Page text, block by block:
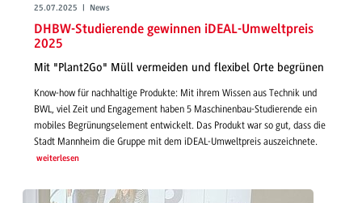
25.07.2025 | News
DHBW-Studierende gewinnen iDEAL-Umweltpreis
2025
Mit "Plant2Go" Müll vermeiden und flexibel Orte begrünen
Know-how für nachhaltige Produkte: Mit ihrem Wissen aus Technik und
BWL, viel Zeit und Engagement haben 5 Maschinenbau-Studierende ein
mobiles Begrünungselement entwickelt. Das Produkt war so gut, dass die
Stadt Mannheim die Gruppe mit dem iDEAL-Umweltpreis auszeichnete.
weiterlesen